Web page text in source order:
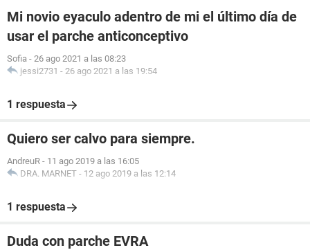
Mi novio eyaculo adentro de mi el último día de
usar el parche anticonceptivo
Sofia - 26 ago 2021 a las 08:23
jessi2731 - 26 ago 2021 a las 19:54
1 respuesta
Quiero ser calvo para siempre.
AndreuR - 11 ago 2019 a las 16:05
DRA. MARNET - 12 ago 2019 a las 12:14
1 respuesta
Duda con parche EVRA